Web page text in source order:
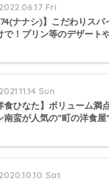
2022.06.17 Fri
ナナシ)】こだわりス
で！プリン等のデザート
2021.11.14 Sun
食ひなた】ボリューム満
南蛮が人気の”町の洋食
2020.10.10 Sat